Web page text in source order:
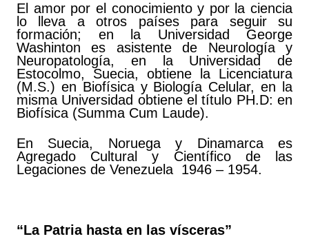
El amor por el conocimiento y por la ciencia
lo lleva a otros países para seguir su
formación; en la Universidad George
Washinton es asistente de Neurología y
Neuropatología, en la Universidad de
Estocolmo, Suecia, obtiene la Licenciatura
(M.S.) en Biofísica y Biología Celular, en la
misma Universidad obtiene el título PH.D: en
Biofísica (Summa Cum Laude).
En Suecia, Noruega y Dinamarca es
Agregado Cultural y Científico de las
Legaciones de Venezuela 1946 – 1954.
“La Patria hasta en las vísceras”